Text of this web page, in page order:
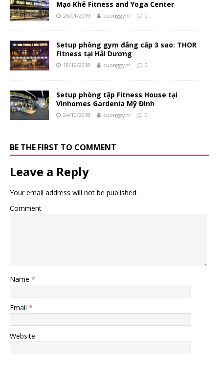
Mạo Khê Fitness and Yoga Center
26/01/2019 cuonggym 0
Setup phòng gym đẳng cấp 3 sao: THOR
Fitness tại Hải Dương
18/12/2018 cuonggym 0
Setup phòng tập Fitness House tại
Vinhomes Gardenia Mỹ Đình
24/10/2018 cuonggym 0
BE THE FIRST TO COMMENT
Leave a Reply
Your email address will not be published.
Comment
Name *
Email *
Website